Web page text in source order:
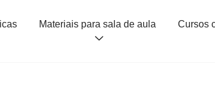
Materiais para sala de aula